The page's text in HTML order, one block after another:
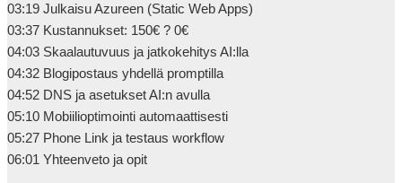
03:19 Julkaisu Azureen (Static Web Apps)
03:37 Kustannukset: 150€ ? 0€
04:03 Skaalautuvuus ja jatkokehitys AI:lla
04:32 Blogipostaus yhdellä promptilla
04:52 DNS ja asetukset AI:n avulla
05:10 Mobiilioptimointi automaattisesti
05:27 Phone Link ja testaus workflow
06:01 Yhteenveto ja opit